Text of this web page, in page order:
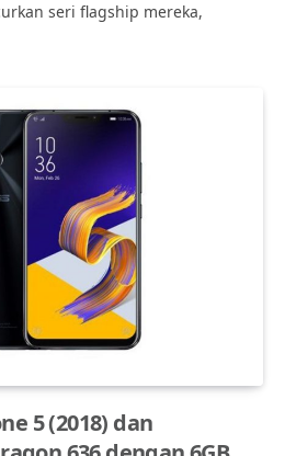
seri flagship mereka,
5 (2018) dan